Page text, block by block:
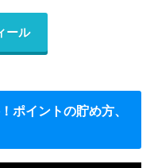
ール
ポイントの貯め方、